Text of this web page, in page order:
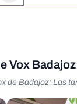
Vox
de Badajoz: Las